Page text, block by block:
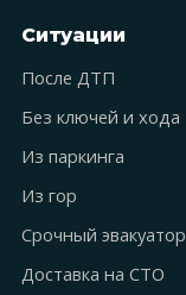
Ситуации
После ДТП
Без ключей и хода
Из паркинга
Из гор
Срочный эвакуатор
Доставка на СТО